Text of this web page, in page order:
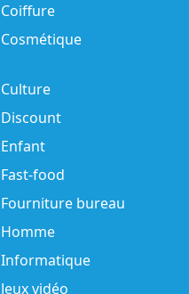
Coiffure
Cosmétique
Culture
Discount
Enfant
Fast-food
Fourniture bureau
Homme
Informatique
Jeux vidéo